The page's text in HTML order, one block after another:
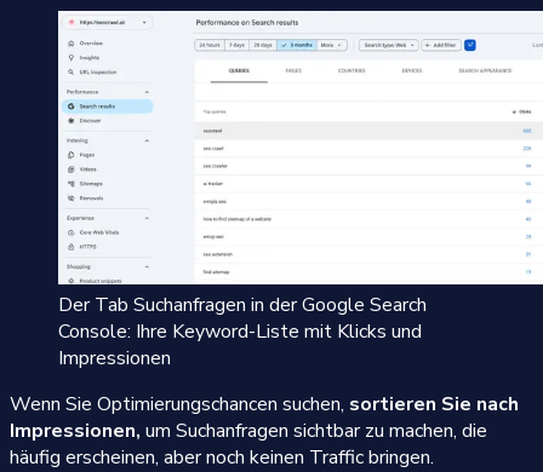
Der Tab Suchanfragen in der Google Search
Console: Ihre Keyword-Liste mit Klicks und
Impressionen
Wenn Sie Optimierungschancen suchen, sortieren Sie nach
Impressionen, um Suchanfragen sichtbar zu machen, die
häufig erscheinen, aber noch keinen Traffic bringen.